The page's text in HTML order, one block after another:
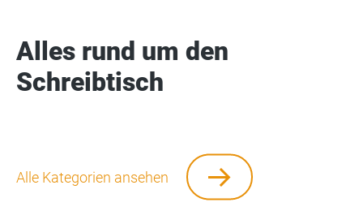
Alles rund um den
Schreibtisch
Alle Kategorien ansehen